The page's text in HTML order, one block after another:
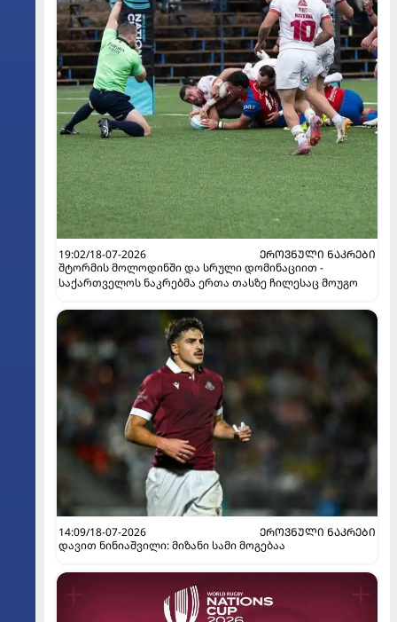
19:02/18-07-2026
ᲔᲠᲝᲕᲜᲣᲚᲘ ᲜᲐᲙᲠᲔᲑᲘ
შტორმის მოლოდინში და სრული დომინაციით -
საქართველოს ნაკრებმა ერთა თასზე ჩილესაც მოუგო
14:09/18-07-2026
ᲔᲠᲝᲕᲜᲣᲚᲘ ᲜᲐᲙᲠᲔᲑᲘ
დავით ნინიაშვილი: მიზანი სამი მოგებაა